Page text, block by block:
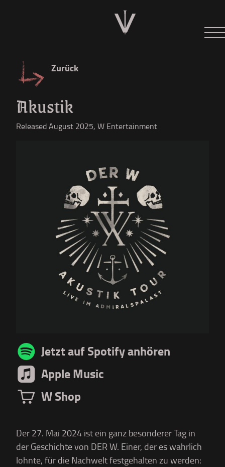
Tour 2026
Der W
Diskographie
Shop
Zurück
Akustik
Released August 2025, W Entertainment
Jetzt auf Spotify anhören
Apple Music
W Shop
Der 27. Mai 2024 ist ein ganz besonderer Tag in
der Geschichte von DER W. Einer, der es wahrlich
lohnte, für die Nachwelt festgehalten zu werden: